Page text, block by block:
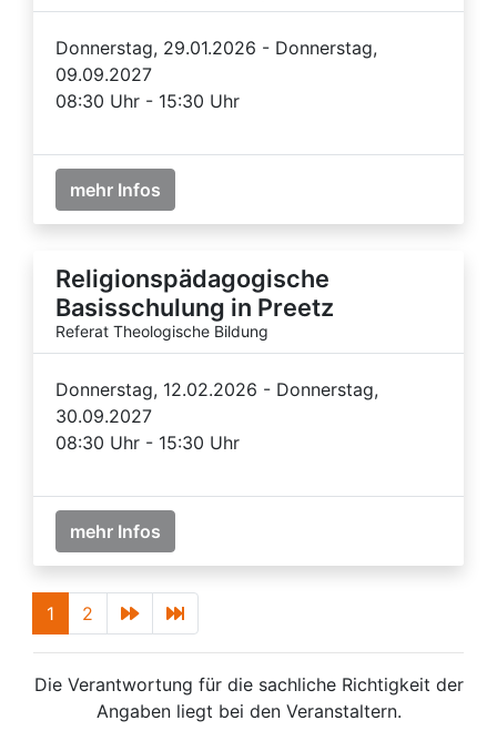
Donnerstag, 29.01.2026 - Donnerstag,
09.09.2027
08:30 Uhr - 15:30 Uhr
mehr Infos
Religionspädagogische
Basisschulung in Preetz
Referat Theologische Bildung
Donnerstag, 12.02.2026 - Donnerstag,
30.09.2027
08:30 Uhr - 15:30 Uhr
mehr Infos
1 2
Die Verantwortung für die sachliche Richtigkeit der
Angaben liegt bei den Veranstaltern.